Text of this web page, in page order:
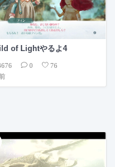
of Lightやるよ4
0 76